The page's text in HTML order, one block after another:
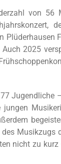
von 56
2025
Musikzugs
nicht zu